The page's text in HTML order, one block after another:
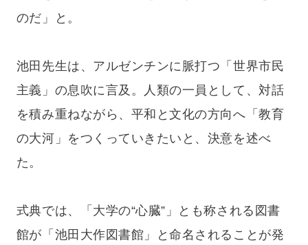
のだ」と。
池田先生は、アルゼンチンに脈打つ「世界市民
主義」の息吹に言及。人類の一員として、対話
を積み重ねながら、平和と文化の方向へ「教育
の大河」をつくっていきたいと、決意を述べ
た。
式典では、「大学の“心臓”」とも称される図書
館が「池田大作図書館」と命名されることが発